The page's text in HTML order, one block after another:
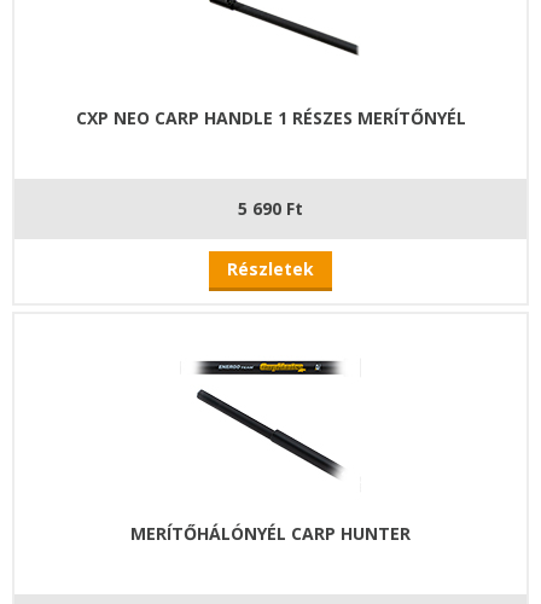
CXP NEO CARP HANDLE 1 RÉSZES MERÍTŐNYÉL
5 690 Ft
Részletek
MERÍTŐHÁLÓNYÉL CARP HUNTER